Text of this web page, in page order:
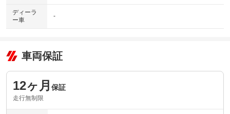
ディーラ
ー車
-
車両保証
12ヶ月 保証
走行無制限